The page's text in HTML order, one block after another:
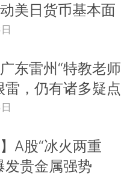
美日货币基本面
东雷州“特教老师
雷，仍有诸多疑点
A股“冰火两重
发贵金属强势